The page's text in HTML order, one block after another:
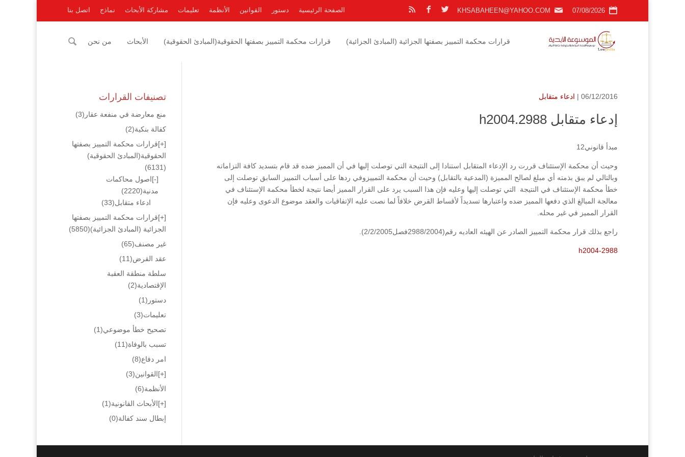
07/08/2026
KHSABAHEEN@YAHOO.COM الصفحة الرئيسية دستور القوانين الأنظمة تعليمات مشاركة الأبحاث نماذج اتصل بنا
قرارات محكمة التمييز بصفتها الجزائية (المبادئ الجزائية) قرارات محكمة التمييز بصفتها الحقوقية(المبادئ الحقوقية) الأبحاث من نحن
06/12/2016 | ادعاء متقابل
إدعاء متقابل h2004.2988
مبدأ قانوني12
وحيث أن محكمة الإستئناف قررت رد الإدعاء المتقابل استنادا إلى النتيجة التي توصلت إليها في أن المميز ضده قد قام بتسديد كافة التزاماته
وبالتالي لم يبق بذمته أي مبلغ لصالح المميزة (المدعية بالتقابل) وحيث أن محكمة التمييزوفي ردها على أسباب التمييز السابق توصلت إلى
خطأ محكمة الإستئناف في النتيجة التي توصلت إليها وعليه فإن هذا السبب يرد على القرار المميز أيضا نتيجة لخطأ محكمة الإستئناف في
معالجة المبالغ الذي دفعها المميز ضده واعتبارها تسديداً لأقساط القرض خلافاً لما نصت عليه الإتفاقيات والعقد موضوع الدعوى وعليه فإن
القرار المميز في غير محله.
راجع بذلك قرار محكمة التمييز الصادر عن الهيئه العاديه رقم(2988/2004فصل2/2/2005).
h2004-2988
تصنيفات القرارات
منع معارضة في منفعة عقار (3)
كفالة بنكية(2)
[+]قرارات محكمة التمييز بصفتها
الحقوقية(المبادئ الحقوقية)
(6131)
[-]اصول محاكمات
مدنية(2220)
ادعاء متقابل(33)
[+]قرارات محكمة التمييز بصفتها
الجزائية (المبادئ الجزائية)(5850)
غير مصنف(65)
عقد القرض(11)
سلطة منطقة العقبة
الإقتصادية(2)
دستور (1)
تعليمات(3)
تصحيح خطأ موضوعي(1)
تسبب بالوفاة(11)
امر دفاع(8)
[+]القوانين(3)
الأنظمة(6)
[+]الأبحاث القانونية(1)
إبطال سند كفالة(0)